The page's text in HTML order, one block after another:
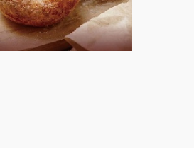
食加盟說明會
說明會